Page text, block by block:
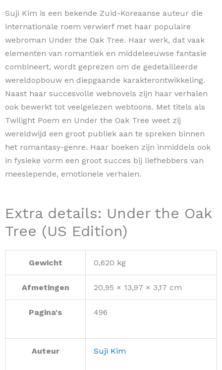
Suji Kim is een bekende Zuid-Koreaanse auteur die
internationale roem verwierf met haar populaire
webroman Under the Oak Tree. Haar werk, dat vaak
elementen van romantiek en middeleeuwse fantasie
combineert, wordt geprezen om de gedetailleerde
wereldopbouw en diepgaande karakterontwikkeling.
Naast haar succesvolle webnovels zijn haar verhalen
ook bewerkt tot veelgelezen webtoons. Met titels als
Twilight Poem en Under the Oak Tree weet zij
wereldwijd een groot publiek aan te spreken binnen
het romantasy-genre. Haar boeken zijn inmiddels ook
in fysieke vorm een groot succes bij liefhebbers van
meeslepende, emotionele verhalen.
Extra details: Under the Oak
Tree (US Edition)
Gewicht 0,620 kg
Afmetingen 20,95 × 13,97 × 3,17 cm
Pagina's 496
Auteur Suji Kim